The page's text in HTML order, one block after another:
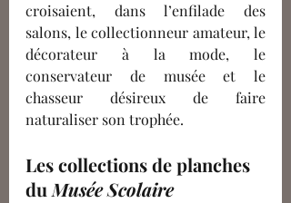
croisaient, dans l’enfilade des
salons, le collectionneur amateur, le
décorateur à la mode, le
conservateur de musée et le
chasseur désireux de faire
naturaliser son trophée.
Les collections de planches
du Musée Scolaire